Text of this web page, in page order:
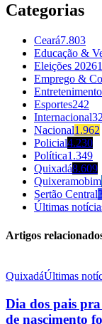
Categorias
Ceará7.803
Educação &
Eleições 2026
Emprego &
Entretenimento
Esportes242
Internacional
Nacional1.962
Policial4.230
Política1.349
Quixadá8.609
Quixeramobim
Sertão Central
Últimas
Artigos
QuixadáÚltimas
Dia dos pais
de nascimento